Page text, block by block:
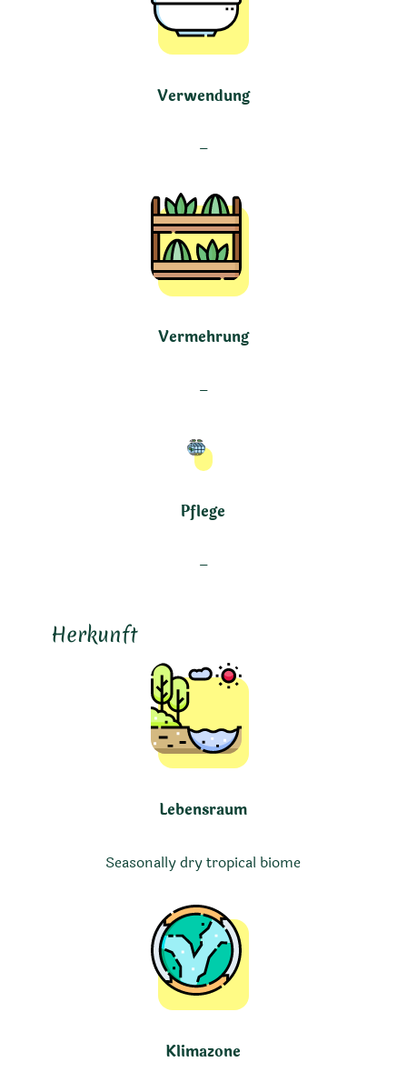
Verwendung
–
Vermehrung
–
Pflege
–
Herkunft
Lebensraum
Seasonally dry tropical biome
Klimazone